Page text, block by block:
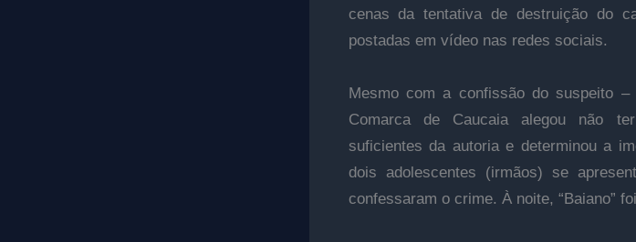
cenas da tentativa de destruição do
postadas em vídeo nas redes sociais.
Mesmo com a confissão do suspeito
Comarca de Caucaia alegou não
suficientes da autoria e determinou a
dois adolescentes (irmãos) se
confessaram o crime. À noite, “Baiano”